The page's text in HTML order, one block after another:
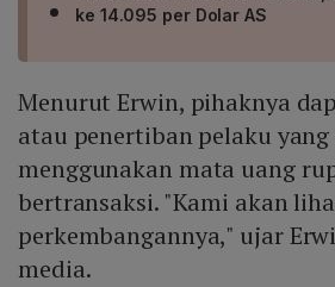
ke 14.095 per Dolar AS
Menurut Erwin, pihaknya
atau penertiban pelaku
menggunakan mata uang
bertransaksi. "Kami akan
perkembangannya," ujar
media.